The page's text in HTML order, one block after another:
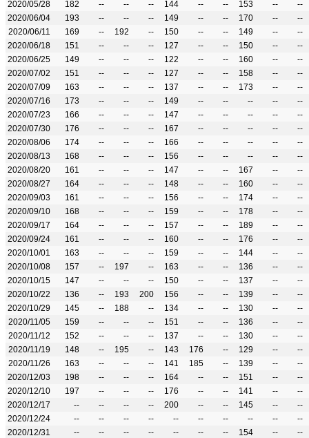
2020/05/28 182 -- -- -- 144 -- -- 153 --
--
2020/06/04
193 -- -- -- 149 -- -- 170 --
--
2020/06/11
169 -- 192 -- 150 -- -- 149 --
--
2020/06/18
151 -- -- -- 127 -- -- 150 --
--
2020/06/25
149 -- -- -- 122 -- -- 160 --
--
2020/07/02
151 -- -- -- 127 -- -- 158 --
--
2020/07/09
163 -- -- -- 137 -- -- 173 --
--
2020/07/16
173 -- -- -- 149 -- -- -- --
--
2020/07/23
166 -- -- -- 147 -- -- -- --
--
2020/07/30
176 -- -- -- 167 -- -- -- --
--
2020/08/06
174 -- -- -- 166 -- -- -- --
--
2020/08/13
168 -- -- -- 156 -- -- -- --
--
2020/08/20
161 -- -- -- 147 -- -- 167 --
--
2020/08/27
164 -- -- -- 148 -- -- 160 --
--
2020/09/03
161 -- -- -- 156 -- -- 174 --
--
2020/09/10
168 -- -- -- 159 -- -- 178 --
--
2020/09/17
164 -- -- -- 157 -- -- 189 --
--
2020/09/24
161 -- -- -- 160 -- -- 176 --
--
2020/10/01
163 -- -- -- 159 -- -- 144 --
--
2020/10/08
157 -- 197 -- 163 -- -- 136 --
--
2020/10/15
147 -- -- -- 150 -- -- 137 --
--
2020/10/22
136 -- 193 200 156 -- -- 139 --
--
2020/10/29
145 -- 188 -- 134 -- -- 130 --
--
2020/11/05
159 -- -- -- 151 -- -- 136 --
--
2020/11/12
152 -- -- -- 137 -- -- 130 --
--
2020/11/19
148 -- 195 -- 143 176 -- 129 --
--
2020/11/26
163 -- -- -- 141 185 -- 139 --
--
2020/12/03
198 -- -- -- 164 -- -- 151 --
--
2020/12/10
197 -- -- -- 176 -- -- 141 --
--
2020/12/17
-- -- -- -- 200 -- -- 145 --
--
2020/12/24
-- -- -- -- -- -- -- -- --
--
2020/12/31
-- -- -- -- -- -- -- 154 --
--